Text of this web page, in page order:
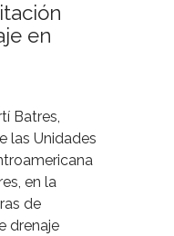
en
Batres,
las Unidades
en la
de
drenaje